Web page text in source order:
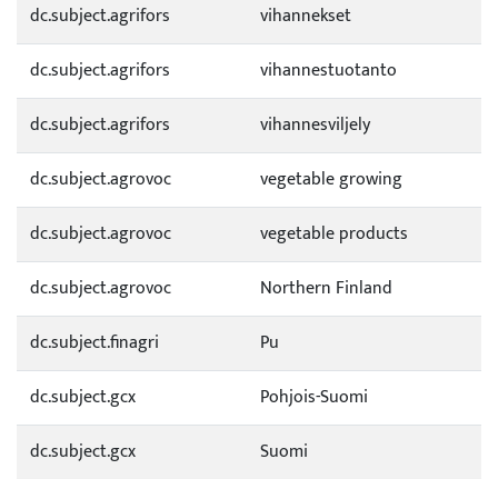
dc.subject.agrifors
vihannekset
dc.subject.agrifors
vihannestuotanto
dc.subject.agrifors
vihannesviljely
dc.subject.agrovoc
vegetable growing
dc.subject.agrovoc
vegetable products
dc.subject.agrovoc
Northern Finland
dc.subject.finagri
Pu
dc.subject.gcx
Pohjois-Suomi
dc.subject.gcx
Suomi